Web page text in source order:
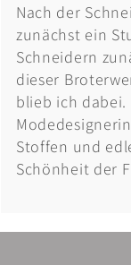
Nach der
zunächst ein
Schneidern
dieser
blieb ich dabei.
Stoffen und
Schönheit der